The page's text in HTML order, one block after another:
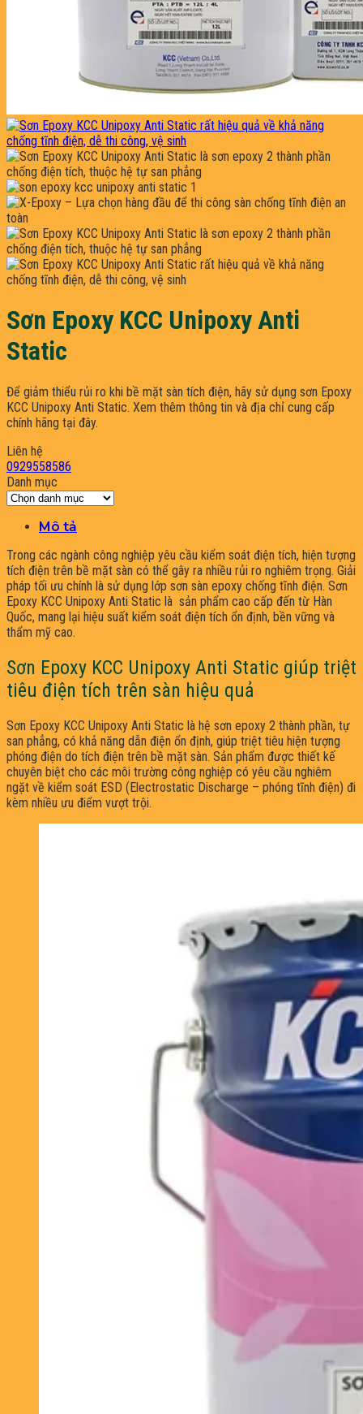
Sơn Epoxy KCC Unipoxy Anti
Static
Để giảm thiểu rủi ro khi bề mặt sàn tích điện, hãy sử dụng sơn Epoxy
KCC Unipoxy Anti Static. Xem thêm thông tin và địa chỉ cung cấp
chính hãng tại đây.
Liên hệ
0929558586
Danh mục
Danh
Mô tả
Trong các ngành công nghiệp yêu cầu kiểm soát điện tích, hiện tượng
tích điện trên bề mặt sàn có thể gây ra nhiều rủi ro nghiêm trọng. Giải
pháp tối ưu chính là sử dụng lớp sơn sàn epoxy chống tĩnh điện. Sơn
Epoxy KCC Unipoxy Anti Static là sản phẩm cao cấp đến từ Hàn
Quốc, mang lại hiệu suất kiểm soát điện tích ổn định, bền vững và
thẩm mỹ cao.
Sơn Epoxy KCC Unipoxy Anti Static giúp triệt
tiêu điện tích trên sàn hiệu quả
Sơn Epoxy KCC Unipoxy Anti Static là hệ sơn epoxy 2 thành phần, tự
san phẳng, có khả năng dẫn điện ổn định, giúp triệt tiêu hiện tượng
phóng điện do tích điện trên bề mặt sàn. Sản phẩm được thiết kế
chuyên biệt cho các môi trường công nghiệp có yêu cầu nghiêm
ngặt về kiểm soát ESD (Electrostatic Discharge – phóng tĩnh điện) đi
kèm nhiều ưu điểm vượt trội.